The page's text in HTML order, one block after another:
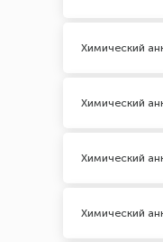
Химический
Химический
Химический
Химический